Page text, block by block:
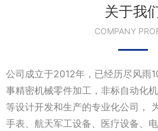
关于我
COMPANY
公司成立于2012年，已经历尽风雨
事精密机械零件加工，非标自动化
等设计开发和生产的专业化公司，
手表、航天军工设备、医疗设备、